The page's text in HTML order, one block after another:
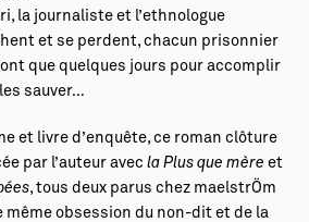
la journaliste et l’ethnologue
et se perdent, chacun prisonnier
que quelques jours pour accomplir
sauver…
et livre d’enquête, ce roman clôture
par l’auteur avec la Plus que mère et
, tous deux parus chez maelstrÖm
obsession du non-dit et de la